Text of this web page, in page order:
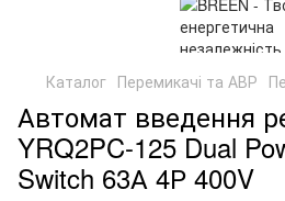
Каталог Перемикачі та АВР
Автомат введення
YRQ2PC-125 Dual
Switch 63А 4Р 400V